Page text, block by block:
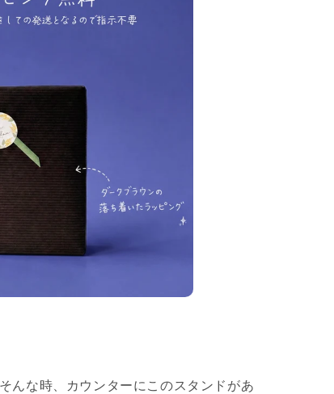
んな時、カウンターにこのスタンドがあ